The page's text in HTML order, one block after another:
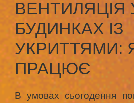
ВЕНТИЛЯЦІЯ
БУДИНКАХ ІЗ
УКРИТТЯМИ:
ПРАЦЮЄ
В умовах сьогодення